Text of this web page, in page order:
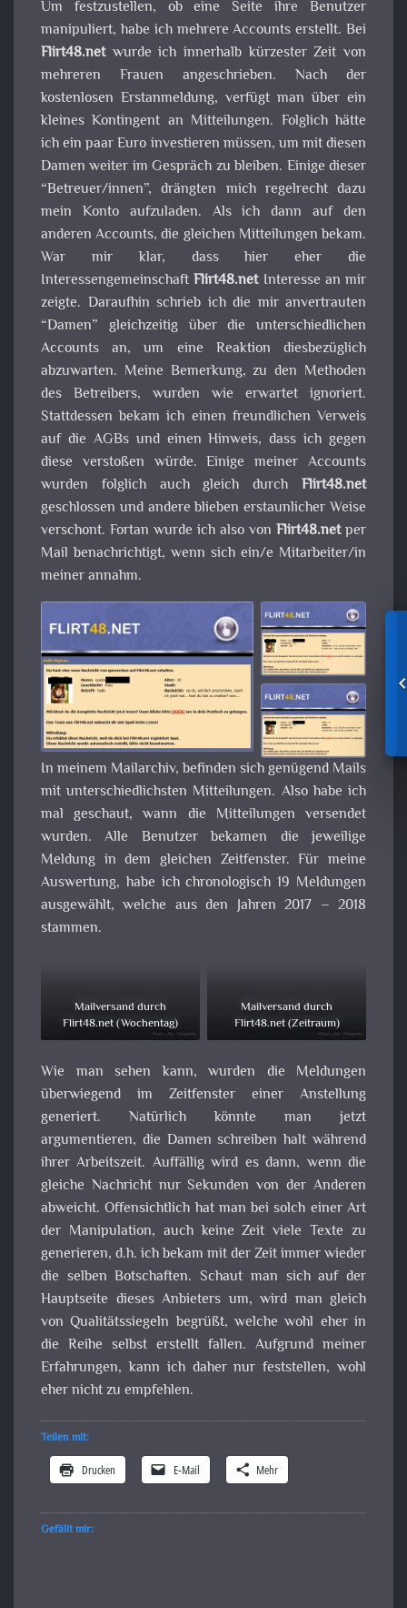
Um festzustellen, ob eine Seite ihre Benutzer
manipuliert, habe ich mehrere Accounts erstellt. Bei
Flirt48.netwurde ich innerhalb kürzester Zeit von
mehreren Frauen angeschrieben. Nach der
kostenlosen Erstanmeldung, verfügt man über ein
kleines Kontingent an Mitteilungen. Folglich hätte
ich ein paar Euro investieren müssen, um mit diesen
Damen weiter im Gespräch zu bleiben. Einige dieser
“Betreuer/innen”, drängten mich regelrecht dazu
mein Konto aufzuladen. Als ich dann auf den
anderen Accounts, die gleichen Mitteilungen bekam.
War mir klar, dass hier eher die
InteressengemeinschaftFlirt48.netInteresse an mir
zeigte. Daraufhin schrieb ich die mir anvertrauten
“Damen” gleichzeitig über die unterschiedlichen
Accounts an, um eine Reaktion diesbezüglich
abzuwarten. Meine Bemerkung, zu den Methoden
des Betreibers, wurden wie erwartet ignoriert.
Stattdessen bekam ich einen freundlichen Verweis
auf die AGBs und einen Hinweis, dass ich gegen
diese verstoßen würde. Einige meiner Accounts
wurden folglich auch gleich durch Flirt48.net
geschlossen und andere blieben erstaunlicher Weise
verschont. Fortan wurde ich also von Flirt48.netper
Mail benachrichtigt, wenn sich ein/e Mitarbeiter/in
meiner annahm.
In meinem Mailarchiv, befinden sich genügend Mails
mit unterschiedlichsten Mitteilungen. Also habe ich
mal geschaut, wann die Mitteilungen versendet
wurden. Alle Benutzer bekamen die jeweilige
Meldung in dem gleichen Zeitfenster. Für meine
Auswertung, habe ich chronologisch 19 Meldungen
ausgewählt, welche aus den Jahren 2017 – 2018
stammen.
Mailversand durch
Flirt48.net (Wochentag)
Mailversand durch
Flirt48.net (Zeitraum)
Wie man sehen kann, wurden die Meldungen
überwiegend im Zeitfenster einer Anstellung
generiert. Natürlich könnte man jetzt
argumentieren, die Damen schreiben halt während
ihrer Arbeitszeit. Auffällig wird es dann, wenn die
gleiche Nachricht nur Sekunden von der Anderen
abweicht. Offensichtlich hat man bei solch einer Art
der Manipulation, auch keine Zeit viele Texte zu
generieren, d.h. ich bekam mit der Zeit immer wieder
die selben Botschaften. Schaut man sich auf der
Hauptseite dieses Anbieters um, wird man gleich
von Qualitätssiegeln begrüßt, welche wohl eher in
die Reihe selbst erstellt fallen. Aufgrund meiner
Erfahrungen, kann ich daher nur feststellen, wohl
eher nicht zu empfehlen.
Teilen mit:
Drucken E-Mail Mehr
Gefällt mir: